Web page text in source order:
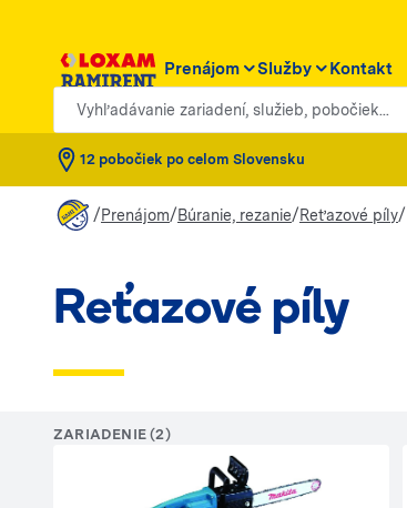
Prenájom Služby Kontakt
Vyhľadávanie zariadení, služieb, pobočiek...
12 pobočiek po celom Slovensku
/Prenájom/Búranie, rezanie/Reťazové píly/
Reťazové píly
ZARIADENIE (2)